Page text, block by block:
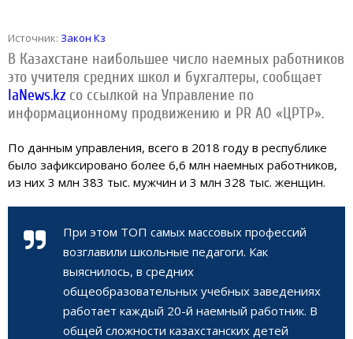
Источник: Закон Кз
В Казахстане наибольшее число наемных работников
это учителя средних школ и бухгалтеры, сообщает
IaNews.kz со ссылкой на Управление по
информационному продвижению и PR АО «ЦРТР».
По данным управления, всего в 2018 году в республике
было зафиксировано более 6,6 млн наемных работников,
из них 3 млн 383 тыс. мужчин и 3 млн 328 тыс. женщин.
При этом ТОП самых массовых профессий
возглавили школьные педагоги. Как
выяснилось, в средних
общеобразовательных учебных заведениях
работает каждый 20-й наемный работник. В
общей сложности казахстанских детей